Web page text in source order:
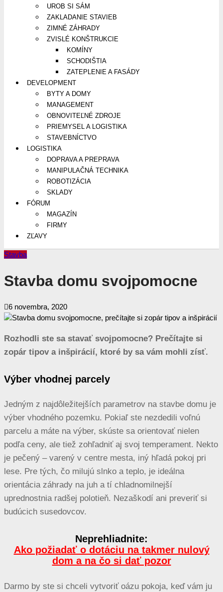
UROB SI SÁM
ZAKLADANIE STAVIEB
ZIMNÉ ZÁHRADY
ZVISLÉ KONŠTRUKCIE
KOMÍNY
SCHODIŠTIA
ZATEPLENIE A FASÁDY
DEVELOPMENT
BYTY A DOMY
MANAGEMENT
OBNOVITEĽNÉ ZDROJE
PRIEMYSEL A LOGISTIKA
STAVEBNÍCTVO
LOGISTIKA
DOPRAVA A PREPRAVA
MANIPULAČNÁ TECHNIKA
ROBOTIZÁCIA
SKLADY
FÓRUM
MAGAZÍN
FIRMY
ZĽAVY
Stavba
Stavba domu svojpomocne
6 novembra, 2020
Rozhodli ste sa stavať svojpomocne? Prečítajte si
zopár tipov a inšpirácií, ktoré by sa vám mohli zísť.
Výber vhodnej parcely
Jedným z najdôležitejších parametrov na stavbe domu je
výber vhodného pozemku. Pokiaľ ste nezdedili voľnú
parcelu a máte na výber, skúste sa orientovať nielen
podľa ceny, ale tiež zohľadniť aj svoj temperament. Nekto
je pečený – varený v centre mesta, iný hľadá pokoj pri
lese. Pre tých, čo milujú slnko a teplo, je ideálna
orientácia záhrady na juh a tí chladnomilnejší
uprednostnia radšej polotieň. Nezaškodí ani preveriť si
budúcich susedovcov.
Neprehliadnite:
Ako požiadať o dotáciu na takmer nulový
dom a na čo si dať pozor
Darmo by ste si chceli vytvoriť oázu pokoja, keď vám ju